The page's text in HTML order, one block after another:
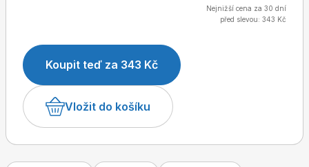
Dětské časopisy
Nejnižší cena za 30 dní
před slevou: 343 Kč
Koupit teď za 343 Kč
Vložit do košíku